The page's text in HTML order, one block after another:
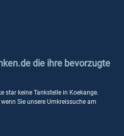
die ihre bevorzugte
star keine Tankstelle in Koekange.
Sie unsere Umkreissuche am